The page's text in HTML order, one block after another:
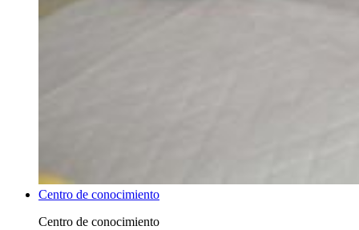
Centro de conocimiento
Centro de conocimiento